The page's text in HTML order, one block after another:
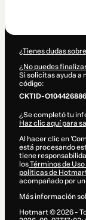
¿Tienes dudas
¿No puedes
Si solicitas ayuda a
código:
CKTID-
¿Se completó tu
Haz clic aquí para
Al hacer clic en
está procesando
tiene
losTérminos de
políticas de
acompañado por
Más información
Hotmart ©2026-